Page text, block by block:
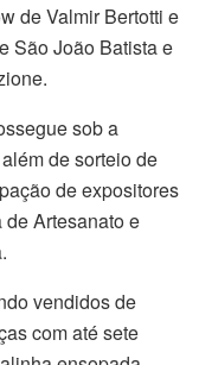
de Valmir Bertotti e
São João Batista e
sob a
de sorteio de
de expositores
de Artesanato e
vendidos de
com até sete